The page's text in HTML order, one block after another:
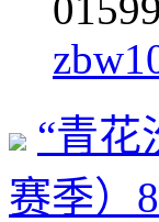
“青花
赛季）